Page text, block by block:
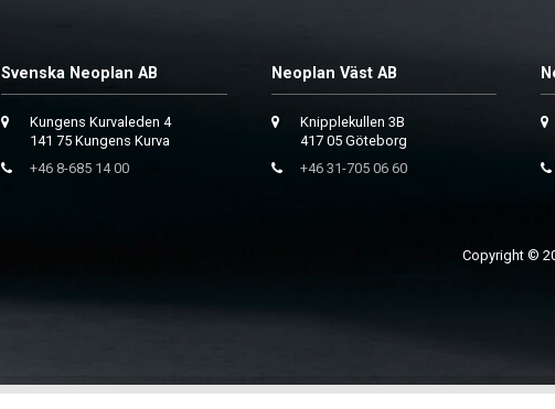
Svenska Neoplan AB
Kungens Kurvaleden 4
141 75 Kungens Kurva
+46 8-685 14 00
Neoplan Väst AB
Knipplekullen 3B
417 05 Göteborg
+46 31-705 06 60
Copyright ©